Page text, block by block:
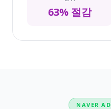
63% 절감
NAVER